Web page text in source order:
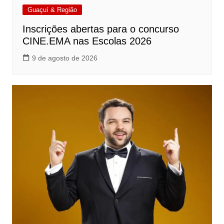
Guaçuí & Região
Inscrições abertas para o concurso
CINE.EMA nas Escolas 2026
9 de agosto de 2026